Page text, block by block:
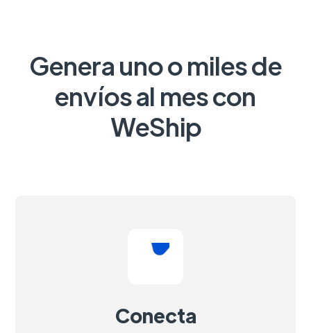
Genera uno o miles de
envíos al mes con
WeShip
Conecta